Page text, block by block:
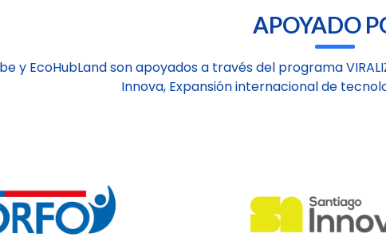
APOYADO
y EcoHubLand son apoyados a través del programa
Innova, Expansión internacional de